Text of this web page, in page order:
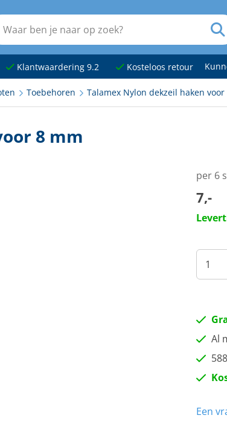
Klantwaardering 9.2 Kosteloos retour
Toebehoren Talamex Nylon dekzeil haken voor
8 mm
per 6
7,-
Al
Een